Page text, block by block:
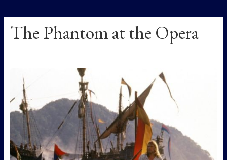
The Phantom at the Opera